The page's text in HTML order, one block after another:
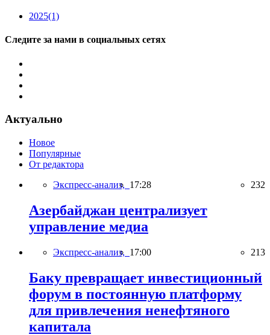
2025(1)
Следите за нами в социальных сетях
Актуально
Новое
Популярные
От редактора
Экспресс-анализ, 17:28 232
Азербайджан централизует
управление медиа
Экспресс-анализ, 17:00 213
Баку превращает инвестиционный
форум в постоянную платформу
для привлечения ненефтяного
капитала